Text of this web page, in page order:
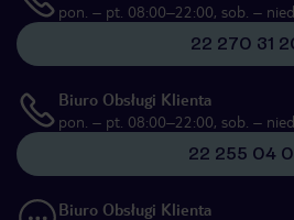
pon. – pt. 08:00–22:00, sob. –
22 270 31
Biuro Obsługi Klienta
pon. – pt. 08:00–22:00, sob. –
22 255 04
Biuro Obsługi Klienta